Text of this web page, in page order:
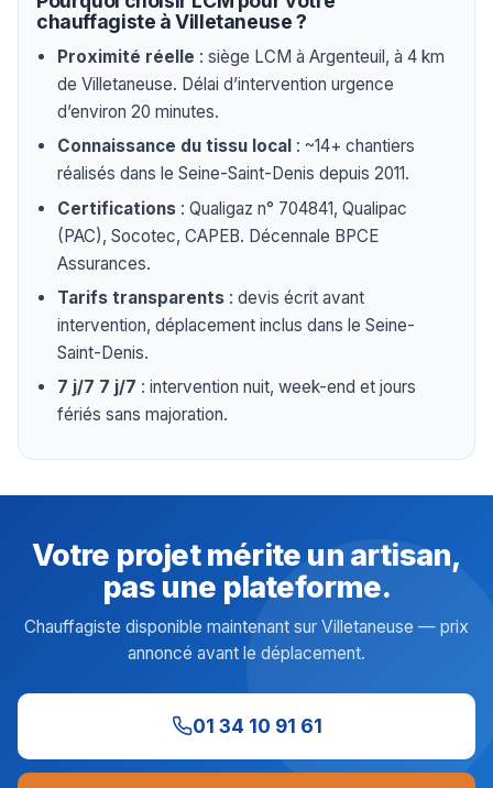
chauffagiste à Villetaneuse ?
Proximité réelle : siège LCM à Argenteuil, à 4 km
de Villetaneuse. Délai d’intervention urgence
d’environ 20 minutes.
Connaissance du tissu local : ~14+ chantiers
réalisés dans le Seine-Saint-Denis depuis 2011.
Certifications : Qualigaz n° 704841, Qualipac
(PAC), Socotec, CAPEB. Décennale BPCE
Assurances.
Tarifs transparents : devis écrit avant
intervention, déplacement inclus dans le Seine-
Saint-Denis.
7 j/7 7 j/7 : intervention nuit, week-end et jours
fériés sans majoration.
Votre projet mérite un artisan,
pas une plateforme.
Chauffagiste disponible maintenant sur Villetaneuse — prix
annoncé avant le déplacement.
01 34 10 91 61